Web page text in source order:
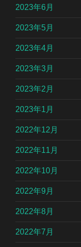
2023年6月
2023年5月
2023年4月
2023年3月
2023年2月
2023年1月
2022年12月
2022年11月
2022年10月
2022年9月
2022年8月
2022年7月